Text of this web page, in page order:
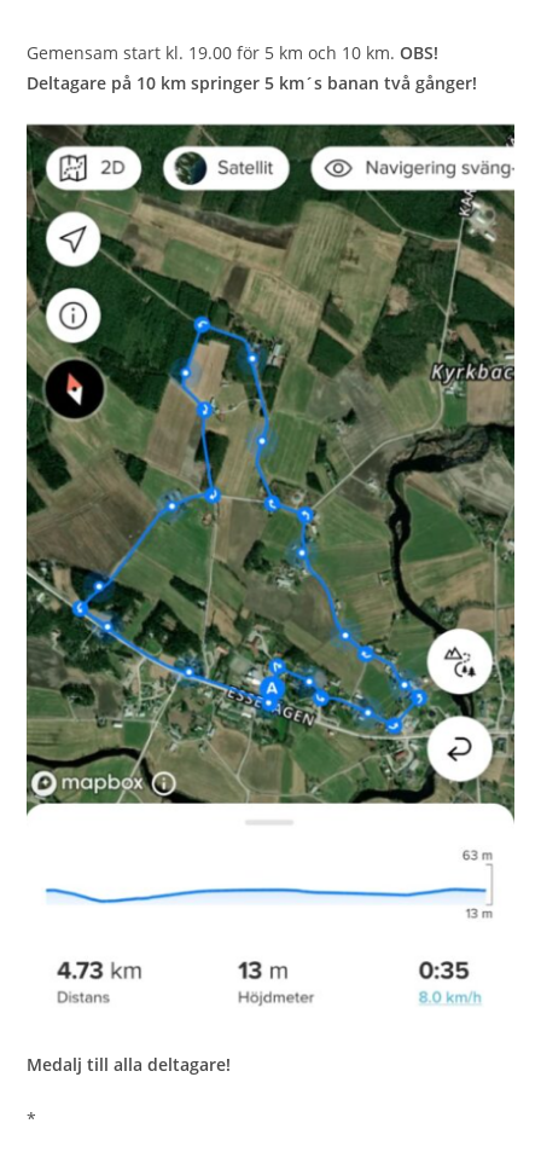
Gemensam start kl. 19.00 för 5 km och 10 km.OBS!
Deltagare på 10 km springer 5 km´s banan två gånger!
Medalj till alla deltagare!
*